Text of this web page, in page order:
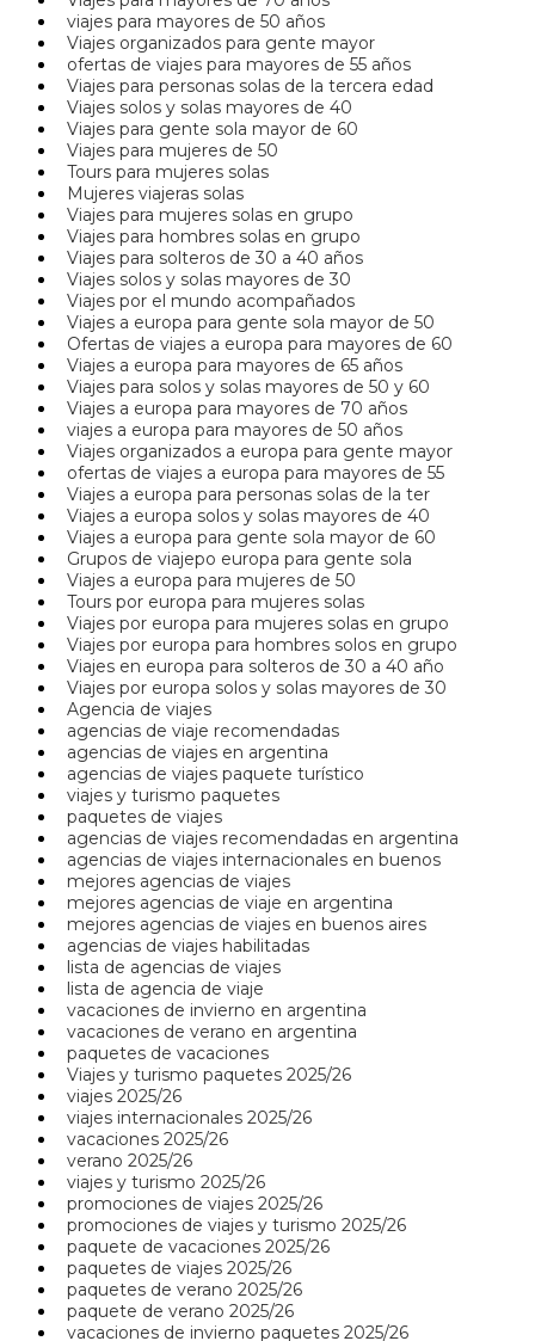
viajes para mayores de 50 años
Viajes organizados para gente mayor
ofertas de viajes para mayores de 55 años
Viajes para personas solas de la tercera edad
Viajes solos y solas mayores de 40
Viajes para gente sola mayor de 60
Viajes para mujeres de 50
Tours para mujeres solas
Mujeres viajeras solas
Viajes para mujeres solas en grupo
Viajes para hombres solas en grupo
Viajes para solteros de 30 a 40 años
Viajes solos y solas mayores de 30
Viajes por el mundo acompañados
Viajes a europa para gente sola mayor de 50
Ofertas de viajes a europa para mayores de 60
Viajes a europa para mayores de 65 años
Viajes para solos y solas mayores de 50 y 60
Viajes a europa para mayores de 70 años
viajes a europa para mayores de 50 años
Viajes organizados a europa para gente mayor
ofertas de viajes a europa para mayores de 55
Viajes a europa para personas solas de la ter
Viajes a europa solos y solas mayores de 40
Viajes a europa para gente sola mayor de 60
Grupos de viajepo europa para gente sola
Viajes a europa para mujeres de 50
Tours por europa para mujeres solas
Viajes por europa para mujeres solas en grupo
Viajes por europa para hombres solos en grupo
Viajes en europa para solteros de 30 a 40 año
Viajes por europa solos y solas mayores de 30
Agencia de viajes
agencias de viaje recomendadas
agencias de viajes en argentina
agencias de viajes paquete turístico
viajes y turismo paquetes
paquetes de viajes
agencias de viajes recomendadas en argentina
agencias de viajes internacionales en buenos
mejores agencias de viajes
mejores agencias de viaje en argentina
mejores agencias de viajes en buenos aires
agencias de viajes habilitadas
lista de agencias de viajes
lista de agencia de viaje
vacaciones de invierno en argentina
vacaciones de verano en argentina
paquetes de vacaciones
Viajes y turismo paquetes 2025/26
viajes 2025/26
viajes internacionales 2025/26
vacaciones 2025/26
verano 2025/26
viajes y turismo 2025/26
promociones de viajes 2025/26
promociones de viajes y turismo 2025/26
paquete de vacaciones 2025/26
paquetes de viajes 2025/26
paquetes de verano 2025/26
paquete de verano 2025/26
vacaciones de invierno paquetes 2025/26